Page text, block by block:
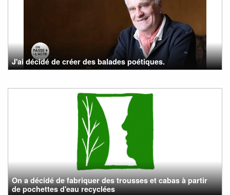
J'ai décidé de créer des balades poétiques.
On a décidé de fabriquer des trousses et cabas à partir
de pochettes d'eau recyclées